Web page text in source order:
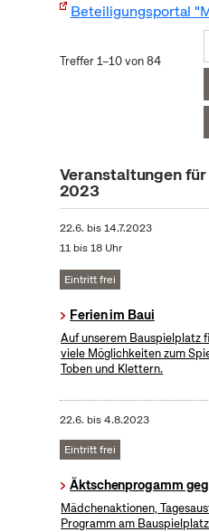
Beteiligungsportal
Treffer 1–10 von 84
Veranstaltungen
2023
22.6. bis14.7.2023
11 bis 18 Uhr
Eintritt frei
Ferien im Baui
Auf unserem Bauspielplatz
viele Möglichkeiten zum
Toben und Klettern.
22.6. bis4.8.2023
Eintritt frei
Äktschenprogamm
Mädchenaktionen,
Programm am Bauspielplatz